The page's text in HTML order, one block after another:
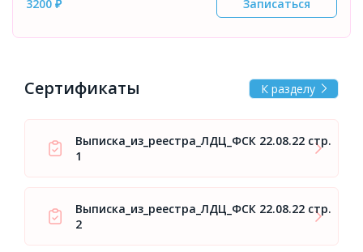
3200 ₽ Записаться
Сертификаты К разделу
Выписка_из_реестра_ЛДЦ_ФСК 22.08.22 стр.
1
Выписка_из_реестра_ЛДЦ_ФСК 22.08.22 стр.
2